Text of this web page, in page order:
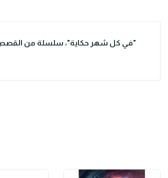
"في كل شهر حكاية"، سلسلة من القصص